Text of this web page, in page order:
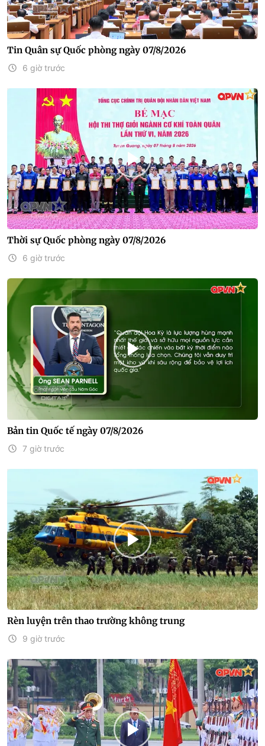
Tin Quân sự Quốc phòng ngày 07/8/2026
6 giờ trước
Thời sự Quốc phòng ngày 07/8/2026
6 giờ trước
Bản tin Quốc tế ngày 07/8/2026
7 giờ trước
Rèn luyện trên thao trường không trung
9 giờ trước